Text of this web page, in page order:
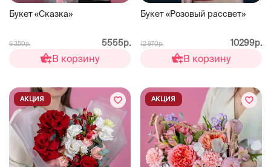
Букет «Сказка»
6 350р. 5555р.
В корзину
Букет «Розовый рассвет»
12 970р. 10299р.
В корзину
АКЦИЯ АКЦИЯ